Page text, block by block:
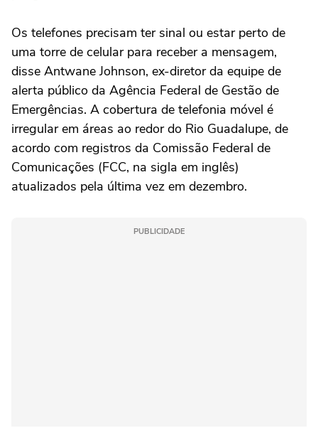
Os telefones precisam ter sinal ou estar perto de
uma torre de celular para receber a mensagem,
disse Antwane Johnson, ex-diretor da equipe de
alerta público da Agência Federal de Gestão de
Emergências. A cobertura de telefonia móvel é
irregular em áreas ao redor do Rio Guadalupe, de
acordo com registros da Comissão Federal de
Comunicações (FCC, na sigla em inglês)
atualizados pela última vez em dezembro.
PUBLICIDADE